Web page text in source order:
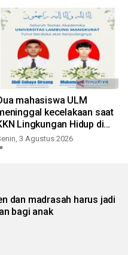
mahasiswa ULM
kecelakaan saat
Lingkungan Hidup di
3 Agustus 2026
dan madrasah harus jadi
bagi anak